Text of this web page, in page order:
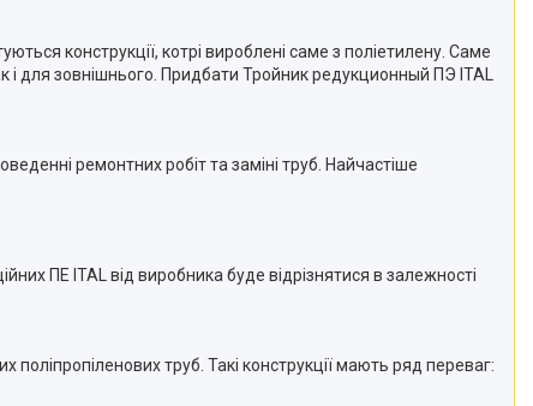
конструкції, котрі вироблені саме з поліетилену. Саме
і для зовнішнього. Придбати Тройник редукционный ПЭ ITAL
ремонтних робіт та заміні труб. Найчастіше
ПЕ ITAL від виробника буде відрізнятися в залежності
труб. Такі конструкції мають ряд переваг: